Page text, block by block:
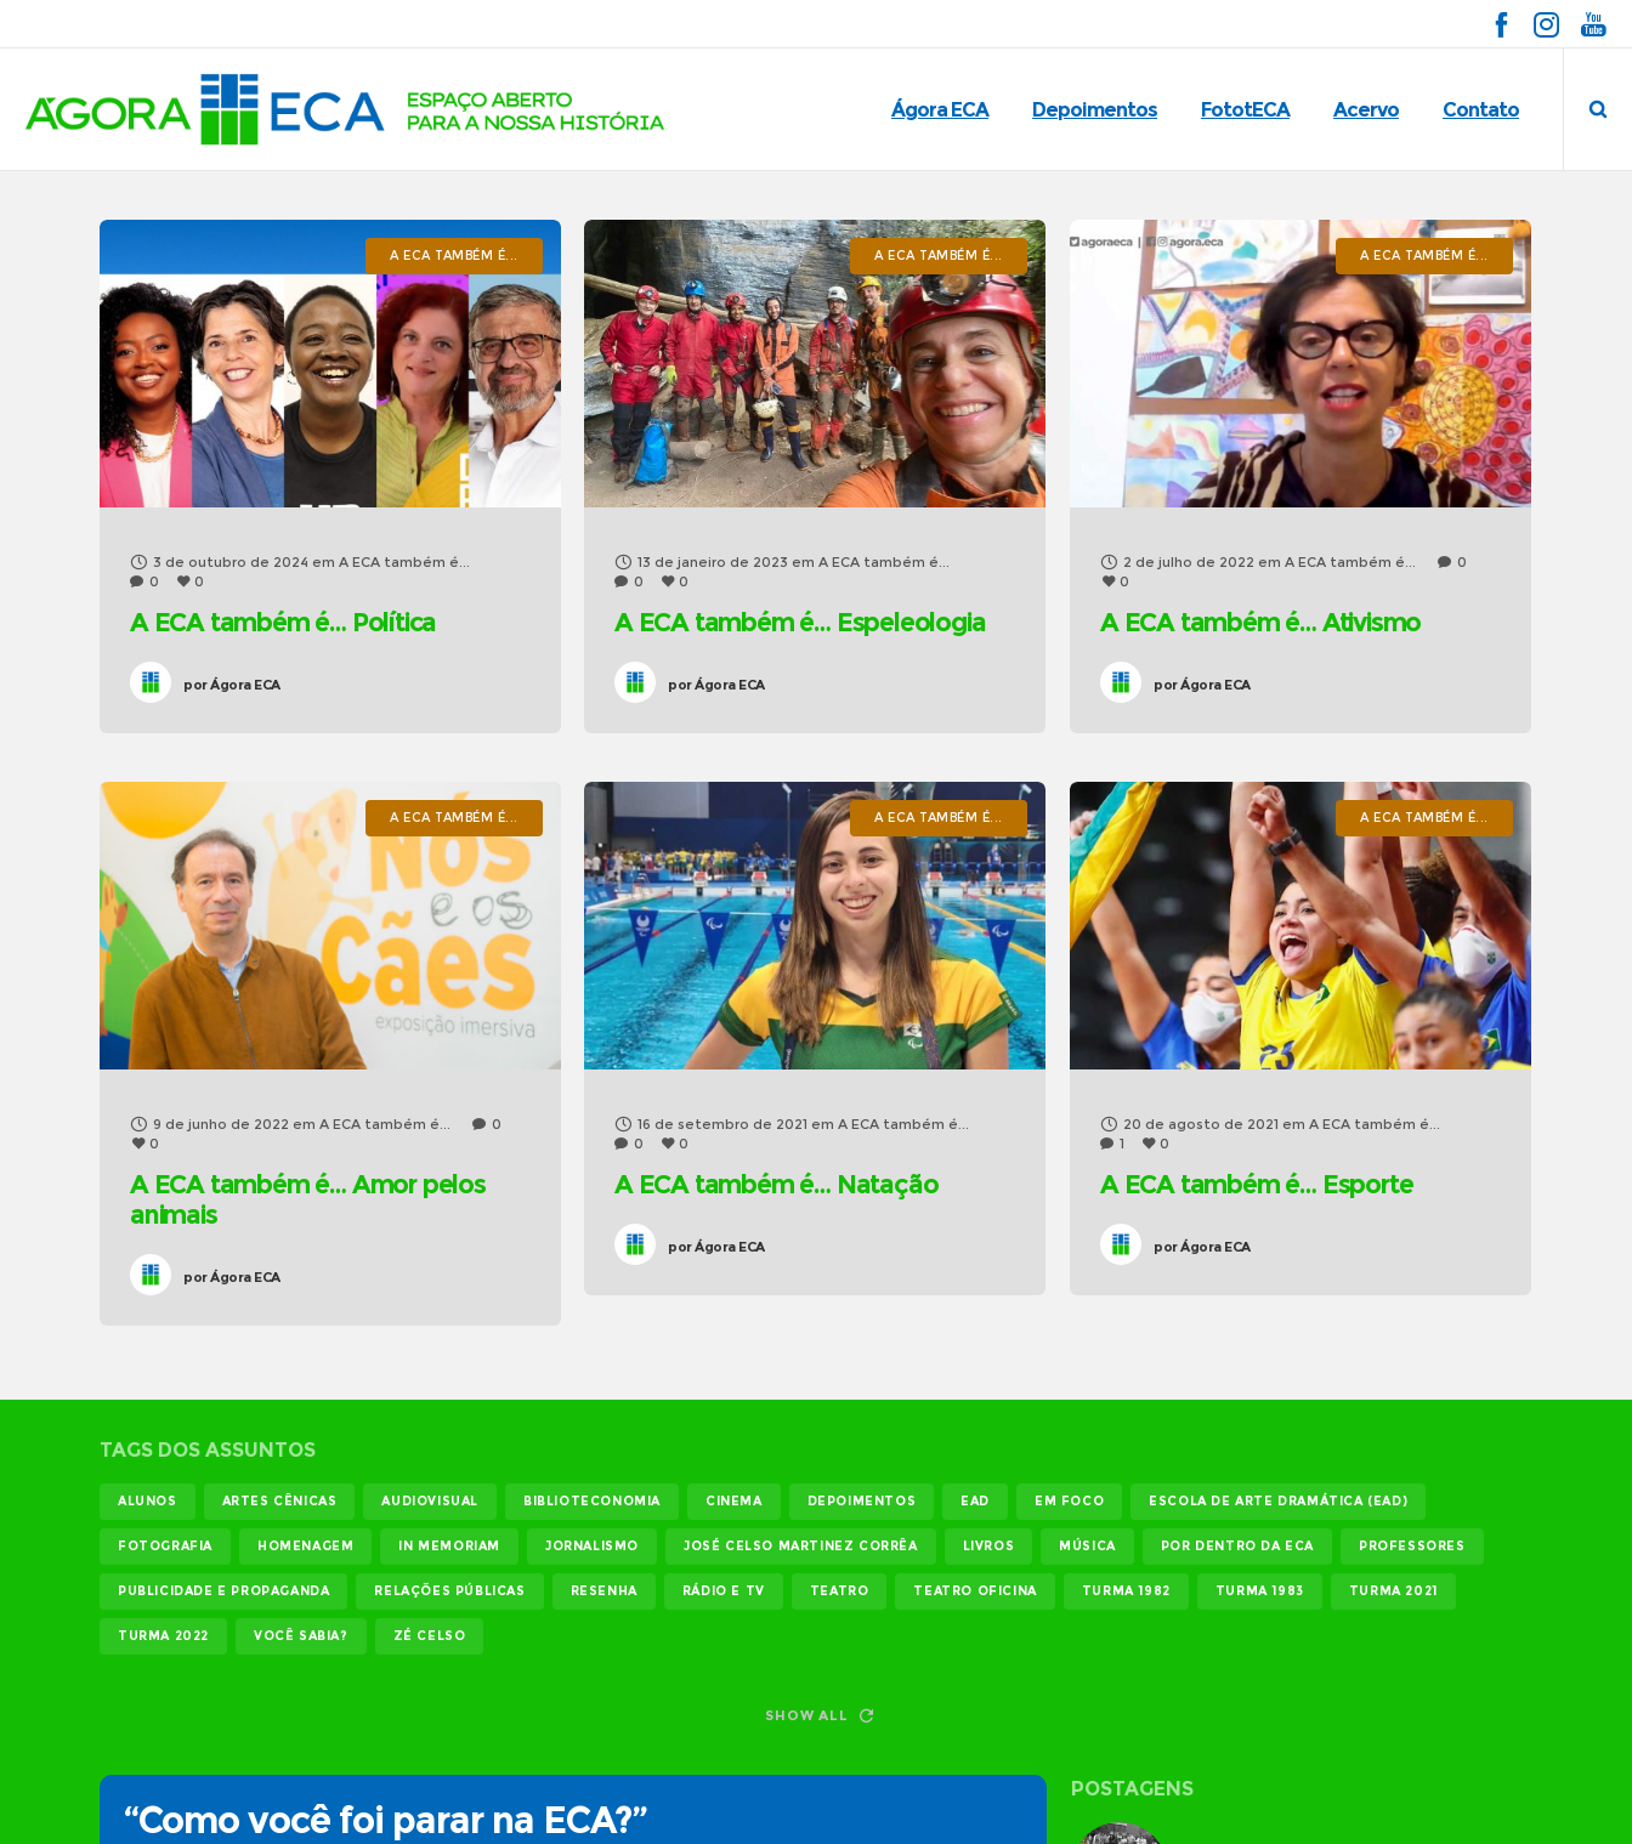
Ágora ECA Depoimentos FototECA Acervo Contato
A ECA TAMBÉM É...
3 de outubro de 2024 em A ECA também é...
0
0
A ECA também é… Política
porÁgora ECA
A ECA TAMBÉM É...
13 de janeiro de 2023 em A ECA também é...
0
0
A ECA também é… Espeleologia
porÁgora ECA
A ECA TAMBÉM É...
2 de julho de 2022 em A ECA também é...
0
0
A ECA também é… Ativismo
porÁgora ECA
A ECA TAMBÉM É...
9 de junho de 2022 em A ECA também é...
0
0
A ECA também é… Amor pelos
animais
porÁgora ECA
A ECA TAMBÉM É...
16 de setembro de 2021 em A ECA também é...
0
0
A ECA também é… Natação
porÁgora ECA
A ECA TAMBÉM É...
20 de agosto de 2021 em A ECA também é...
1
0
A ECA também é… Esporte
porÁgora ECA
TAGS DOS ASSUNTOS
ALUNOS ARTES CÊNICAS AUDIOVISUAL BIBLIOTECONOMIA CINEMA DEPOIMENTOS EAD EM FOCO ESCOLA DE ARTE DRAMÁTICA (EAD)
FOTOGRAFIA HOMENAGEM IN MEMORIAM JORNALISMO JOSÉ CELSO MARTINEZ CORRÊA LIVROS MÚSICA POR DENTRO DA ECA PROFESSORES
PUBLICIDADE E PROPAGANDA RELAÇÕES PÚBLICAS RESENHA RÁDIO E TV TEATRO TEATRO OFICINA TURMA 1982 TURMA 1983 TURMA 2021
TURMA 2022 VOCÊ SABIA? ZÉ CELSO
SHOW ALL
“Como você foi parar na ECA?”
POSTAGENS